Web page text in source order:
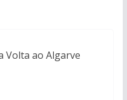
Volta ao Algarve